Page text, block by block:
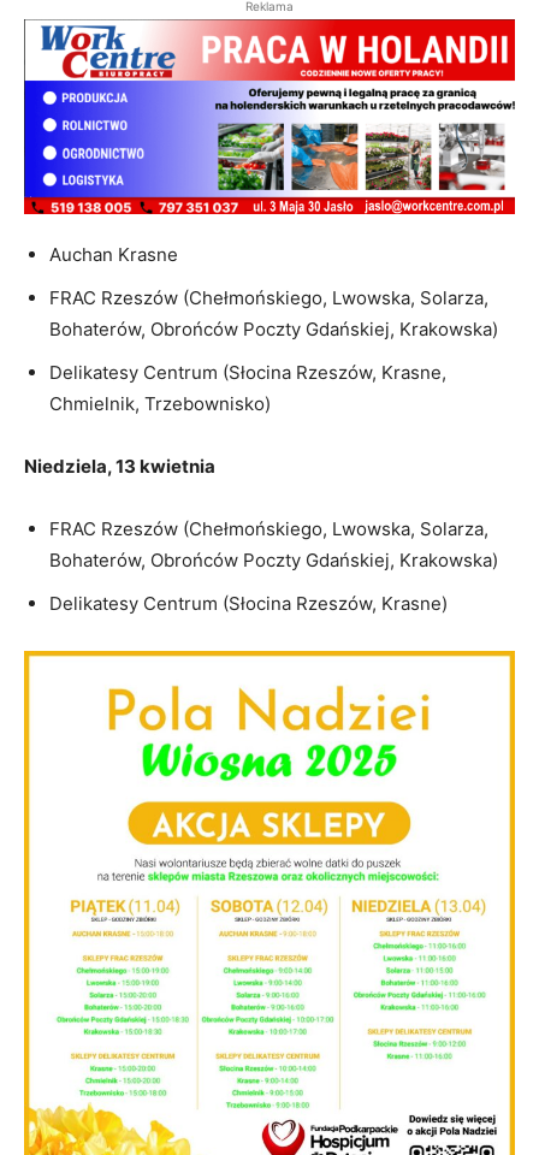
Reklama
Auchan Krasne
FRAC Rzeszów (Chełmońskiego, Lwowska, Solarza,
Bohaterów, Obrońców Poczty Gdańskiej, Krakowska)
Delikatesy Centrum (Słocina Rzeszów, Krasne,
Chmielnik, Trzebownisko)
Niedziela, 13 kwietnia
FRAC Rzeszów (Chełmońskiego, Lwowska, Solarza,
Bohaterów, Obrońców Poczty Gdańskiej, Krakowska)
Delikatesy Centrum (Słocina Rzeszów, Krasne)